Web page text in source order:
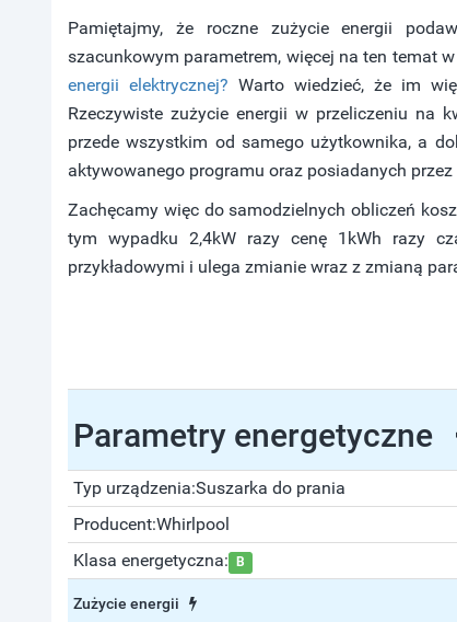
Pamiętajmy, że roczne zużycie energii
szacunkowym parametrem, więcej na ten temat
energii elektrycznej? Warto wiedzieć, że im
Rzeczywiste zużycie energii w przeliczeniu na
przede wszystkim od samego użytkownika, a
aktywowanego programu oraz posiadanych
Zachęcamy więc do samodzielnych obliczeń
tym wypadku 2,4kW razy cenę 1kWh razy
przykładowymi i ulega zmianie wraz z zmianą
Parametry energetyczne
Typ urządzenia:Suszarka do prania
Producent:Whirlpool
Klasa energetyczna:
B
Zużycie energii